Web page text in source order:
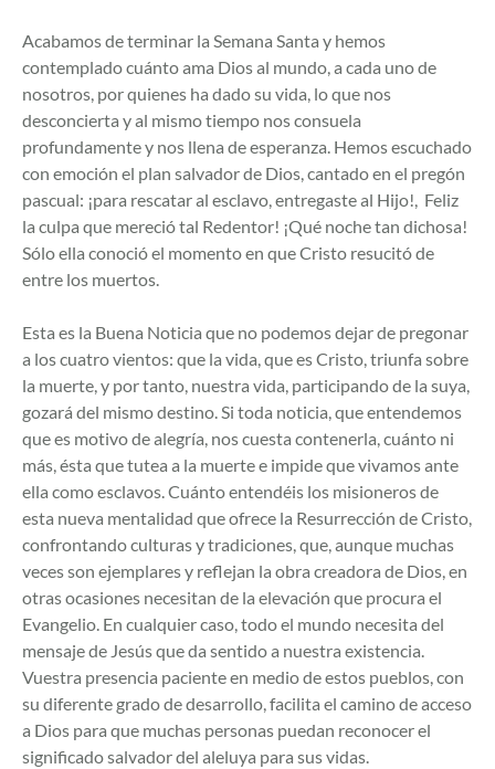
Acabamos de terminar la Semana Santa y hemos
contemplado cuánto ama Dios al mundo, a cada uno de
nosotros, por quienes ha dado su vida, lo que nos
desconcierta y al mismo tiempo nos consuela
profundamente y nos llena de esperanza. Hemos escuchado
con emoción el plan salvador de Dios, cantado en el pregón
pascual: ¡para rescatar al esclavo, entregaste al Hijo!, Feliz
la culpa que mereció tal Redentor! ¡Qué noche tan dichosa!
Sólo ella conoció el momento en que Cristo resucitó de
entre los muertos.
Esta es la Buena Noticia que no podemos dejar de pregonar
a los cuatro vientos: que la vida, que es Cristo, triunfa sobre
la muerte, y por tanto, nuestra vida, participando de la suya,
gozará del mismo destino. Si toda noticia, que entendemos
que es motivo de alegría, nos cuesta contenerla, cuánto ni
más, ésta que tutea a la muerte e impide que vivamos ante
ella como esclavos. Cuánto entendéis los misioneros de
esta nueva mentalidad que ofrece la Resurrección de Cristo,
confrontando culturas y tradiciones, que, aunque muchas
veces son ejemplares y reflejan la obra creadora de Dios, en
otras ocasiones necesitan de la elevación que procura el
Evangelio. En cualquier caso, todo el mundo necesita del
mensaje de Jesús que da sentido a nuestra existencia.
Vuestra presencia paciente en medio de estos pueblos, con
su diferente grado de desarrollo, facilita el camino de acceso
a Dios para que muchas personas puedan reconocer el
significado salvador del aleluya para sus vidas.